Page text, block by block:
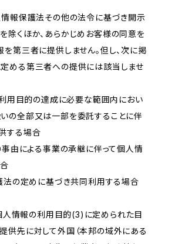
情報保護法その他の法令に基づき開示
除くほか、あらかじめお客様の同意を
を第三者に提供しません。但し、次に掲
める第三者への提供には該当しませ
利用目的の達成に必要な範囲内におい
の全部又は一部を委託することに伴
する場合
事由による事業の承継に伴って個人情
法の定めに基づき共同利用する場合
人情報の利用目的(3)に定められた目
供先に対して外国（本邦の域外にある